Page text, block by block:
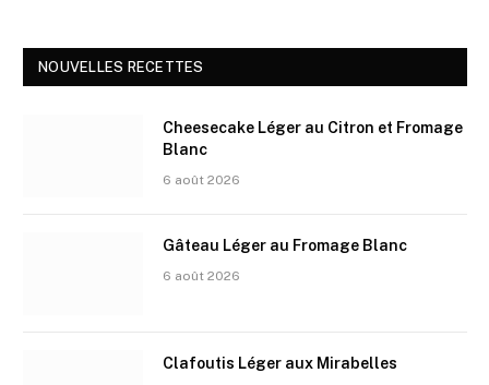
NOUVELLES RECETTES
Cheesecake Léger au Citron et Fromage
Blanc
6 août 2026
Gâteau Léger au Fromage Blanc
6 août 2026
Clafoutis Léger aux Mirabelles